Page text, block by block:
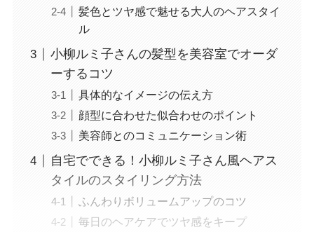
髪色とツヤ感で魅せる大人のヘアスタイ
ル
小柳ルミ子さんの髪型を美容室でオーダ
ーするコツ
具体的なイメージの伝え方
顔型に合わせた似合わせのポイント
美容師とのコミュニケーション術
自宅でできる！小柳ルミ子さん風ヘアス
タイルのスタイリング方法
ふんわりボリュームアップのコツ
毎日のヘアケアでツヤ感をキープ